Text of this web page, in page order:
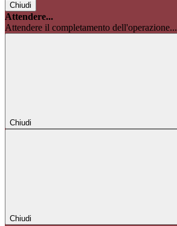
Chiudi
Attendere...
Attendere il completamento dell'operazione...
Chiudi
Chiudi